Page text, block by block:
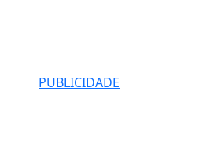
PUBLICIDADE